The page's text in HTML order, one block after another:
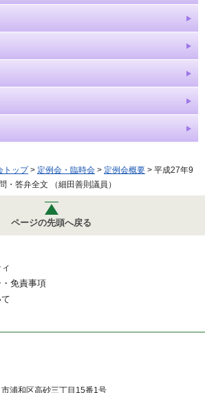
トップ> 定例会・臨時会 > 定例会概要 > 平成27年9
・答弁全文 （細田善則議員）
ページの先頭へ戻る
免責事項
浦和区高砂三丁目15番1号